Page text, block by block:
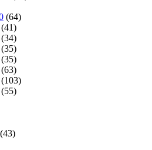
(64)
(41)
(34)
(35)
(35)
(63)
(103)
(55)
(43)